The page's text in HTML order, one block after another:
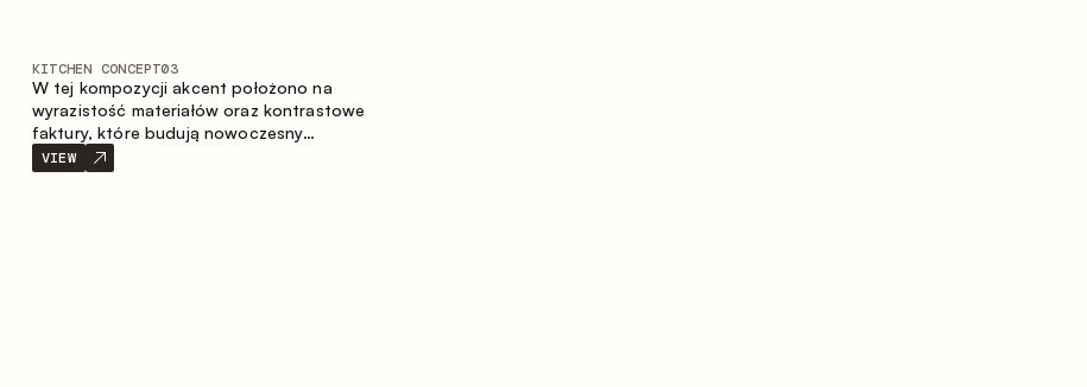
KITCHEN CONCEPT03
W tej kompozycji akcent położono na
wyrazistość materiałów oraz kontrastowe
faktury, które budują nowoczesny
charakter przestrzeni kuchennej. Ciemne,
opalane drewno, metal oraz spiek tworzą
VIEW